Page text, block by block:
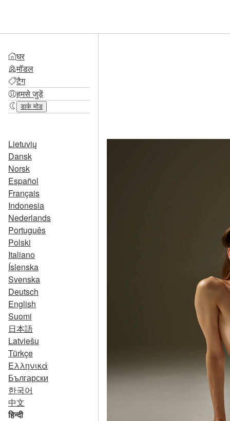
घर
मॉडल
टैग
हमसे जुड़ें
डार्क मोड
Lietuvių
Dansk
Norsk
Español
Français
Indonesia
Nederlands
Português
Polski
Italiano
Íslenska
Svenska
Deutsch
English
Suomi
日本語
Latviešu
Türkçe
Ελληνικά
Български
한국어
中文
हिन्दी